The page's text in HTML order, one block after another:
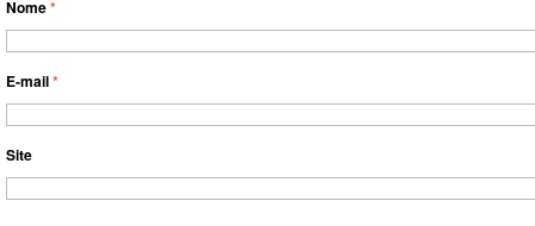
Nome*
E-mail*
Site